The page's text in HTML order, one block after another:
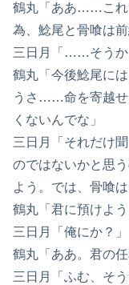
鶴丸「ああ……これ
為、鯰尾と骨喰は
三日月「……そうか
鶴丸「今後鯰尾に
うさ……命を寄越せ
くないんでな」
三日月「それだけ
のではないかと思
よう。では、骨喰
鶴丸「君に預けよう
三日月「俺にか？」
鶴丸「ああ。君の
三日月「ふむ、そ